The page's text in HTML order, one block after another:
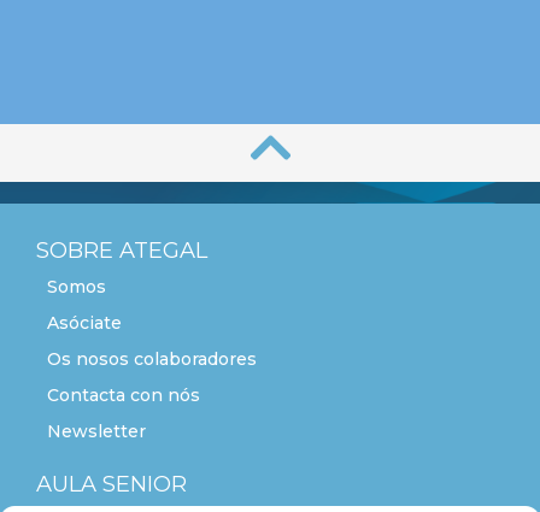
SOBRE ATEGAL
Somos
Asóciate
Os nosos colaboradores
Contacta con nós
Newsletter
AULA SENIOR